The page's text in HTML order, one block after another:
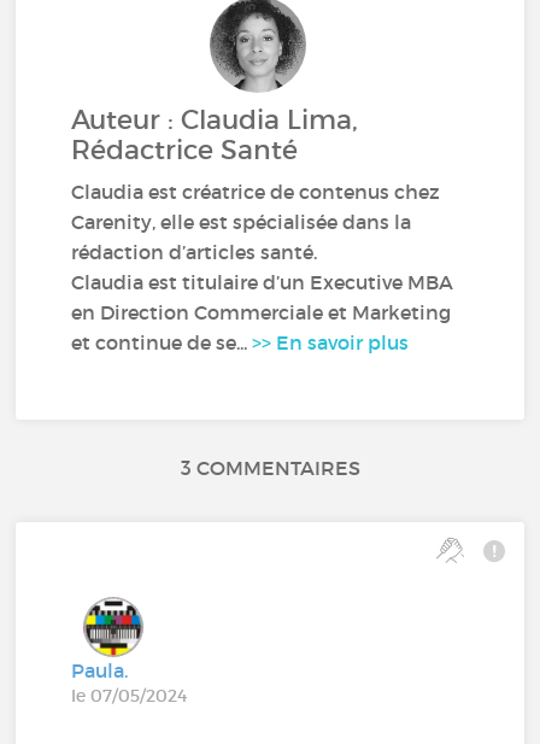
Auteur : Claudia Lima,
Rédactrice Santé
Claudia est créatrice de contenus chez
Carenity, elle est spécialisée dans la
rédaction d’articles santé.
Claudia est titulaire d’un Executive MBA
en Direction Commerciale et Marketing
et continue de se...>> En savoir plus
3 COMMENTAIRES
Paula.
le 07/05/2024